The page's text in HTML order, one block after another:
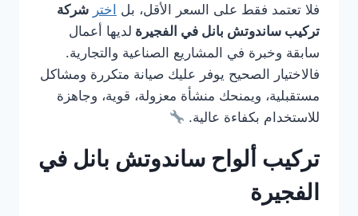
فلا تعتمد فقط على السعر الأقل، بل اختر شركة
تركيب ساندوتش بانل في الفجيرة لديها أعمال
سابقة وخبرة في المشاريع الصناعية والتجارية.
فالاختيار الصحيح يوفر عليك صيانة متكررة ومشاكل
مستقبلية، ويمنحك منشأة معزولة، قوية، وجاهزة
للاستخدام بكفاءة عالية.
تركيب ألواح ساندوتش بانل في
الفجيرة